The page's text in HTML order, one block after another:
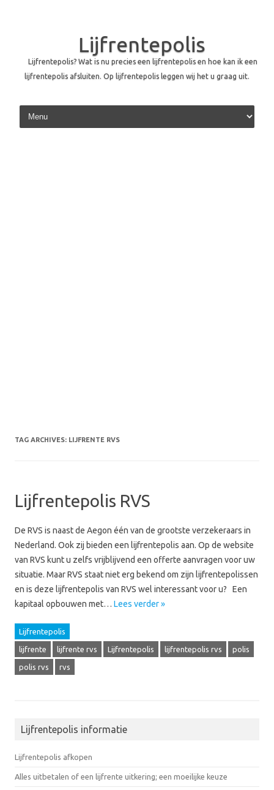
Lijfrentepolis
Lijfrentepolis? Wat is nu precies een lijfrentepolis en hoe kan ik een
lijfrentepolis afsluiten. Op lijfrentepolis leggen wij het u graag uit.
Skip to content
TAG ARCHIVES: LIJFRENTE RVS
Lijfrentepolis RVS
De RVS is naast de Aegon één van de grootste verzekeraars in
Nederland. Ook zij bieden een lijfrentepolis aan. Op de website
van RVS kunt u zelfs vrijblijvend een offerte aanvragen voor uw
situatie. Maar RVS staat niet erg bekend om zijn lijfrentepolissen
en is deze lijfrentepolis van RVS wel interessant voor u? Een
kapitaal opbouwen met… Lees verder »
Lijfrentepolis
lijfrente lijfrente rvs Lijfrentepolis lijfrentepolis rvs polis
polis rvs rvs
Lijfrentepolis informatie
Lijfrentepolis afkopen
Alles uitbetalen of een lijfrente uitkering; een moeilijke keuze